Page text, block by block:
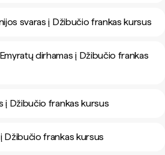
svaras į Džibučio frankas kursus
dirhamas į Džibučio frankas
į Džibučio frankas kursus
Džibučio frankas kursus